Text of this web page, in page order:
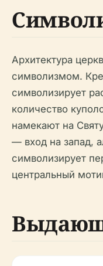
Архитектура
символизмом.
символизирует
количество
намекают на
— вход на запад,
символизирует
центральный